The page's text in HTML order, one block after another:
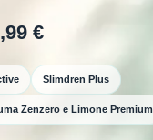
€
Slimdren Plus
Zenzero e Limone Premium